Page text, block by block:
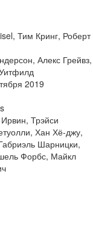
Тим Кринг, Роберт
Алекс Грейвз,
2019
Трэйси
Хан Хё-джу,
Шарницки,
Форбс, Майкл